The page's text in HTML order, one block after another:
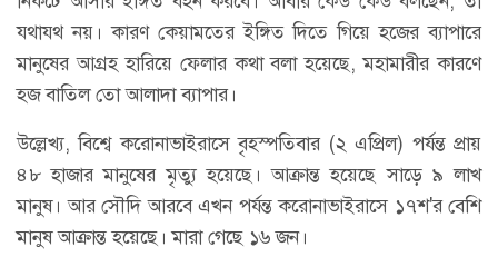
যথাযথ নয়। কারণ কেয়ামতের ইঙ্গিত দিতে গিয়ে হজের ব্যাপারে
মানুষের আগ্রহ হারিয়ে ফেলার কথা বলা হয়েছে, মহামারীর কারণে
হজ বাতিল তো আলাদা ব্যাপার।
উল্লেখ্য, বিশ্বে করোনাভাইরাসে বৃহস্পতিবার (২ এপ্রিল) পর্যন্ত প্রায়
৪৮ হাজার মানুষের মৃত্যু হয়েছে। আক্রান্ত হয়েছে সাড়ে ৯ লাখ
মানুষ। আর সৌদি আরবে এখন পর্যন্ত করোনাভাইরাসে ১৭শ'র বেশি
মানুষ আক্রান্ত হয়েছে। মারা গেছে ১৬ জন।